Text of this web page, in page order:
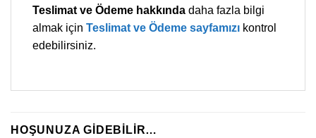
Teslimat ve Ödeme hakkında daha fazla bilgi
almak için Teslimat ve Ödeme sayfamızı kontrol
edebilirsiniz.
HOŞUNUZA GIDEBILIR…